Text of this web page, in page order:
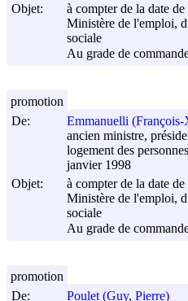
Objet:
à compter de la date
Ministère de l'emploi,
sociale
Au grade de
De:
Emmanuelli
ancien ministre,
logement des
janvier 1998
Objet:
à compter de la date
Ministère de l'emploi,
sociale
Au grade de
promotion
De:
Poulet (Guy, Pierre)
promotion